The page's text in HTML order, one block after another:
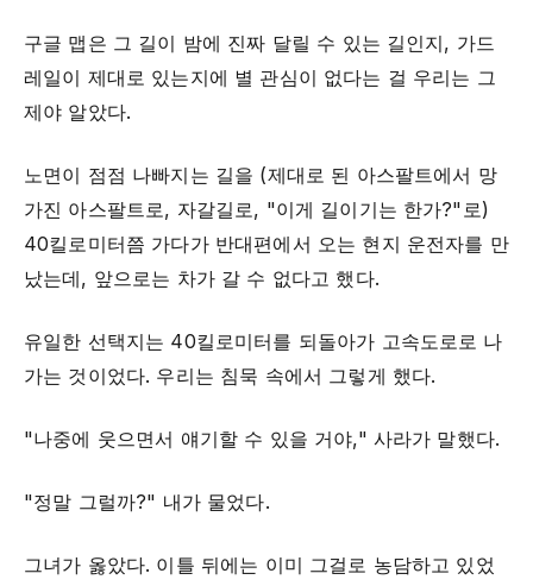
구글 맵은 그 길이 밤에 진짜 달릴 수 있는 길인지, 가드
레일이 제대로 있는지에 별 관심이 없다는 걸 우리는 그
제야 알았다.
노면이 점점 나빠지는 길을 (제대로 된 아스팔트에서 망
가진 아스팔트로, 자갈길로, "이게 길이기는 한가?"로)
40킬로미터쯤 가다가 반대편에서 오는 현지 운전자를 만
났는데, 앞으로는 차가 갈 수 없다고 했다.
유일한 선택지는 40킬로미터를 되돌아가 고속도로로 나
가는 것이었다. 우리는 침묵 속에서 그렇게 했다.
"나중에 웃으면서 얘기할 수 있을 거야," 사라가 말했다.
"정말 그럴까?" 내가 물었다.
그녀가 옳았다. 이틀 뒤에는 이미 그걸로 농담하고 있었